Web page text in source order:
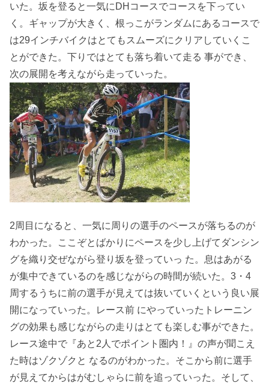
いた。坂を登ると一気にDHコースでコースを下ってい
く。ギャップが大きく、根っこがランダムにあるコースで
は29インチバイクはとてもスムーズにクリアしていくこ
とができた。下りではとても落ち着いて走る 事ができ、
次の展開を考えながら走っていった。
2周目になると、一気に周りの選手のペースが落ちるのが
わかった。ここぞとばかりにペースを少し上げてダンシン
グを織り交ぜながら登り坂を登っていっ た。息はあがる
が集中できているのを感じながらの時間が続いた。3・4
周するうちに前の選手が見えては抜いていくという良い展
開になっていった。レース前 にやっていったトレーニン
グの効果も感じながらの走りはとても楽しむ事ができた。
レース途中で『あと2人でポイント圏内！』の声が聞こえ
た時はゾクゾクと なるのがわかった。そこから前に選手
が見えてからはがむしゃらに前を追っていった。そして、